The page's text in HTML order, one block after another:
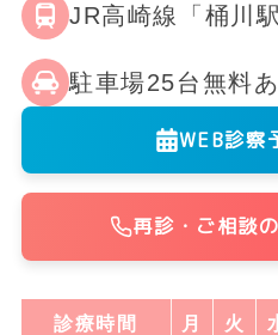
JR高崎線「桶川
駐車場25台無料あ
WEB診察
再診・ご相談
診療時間 月 火